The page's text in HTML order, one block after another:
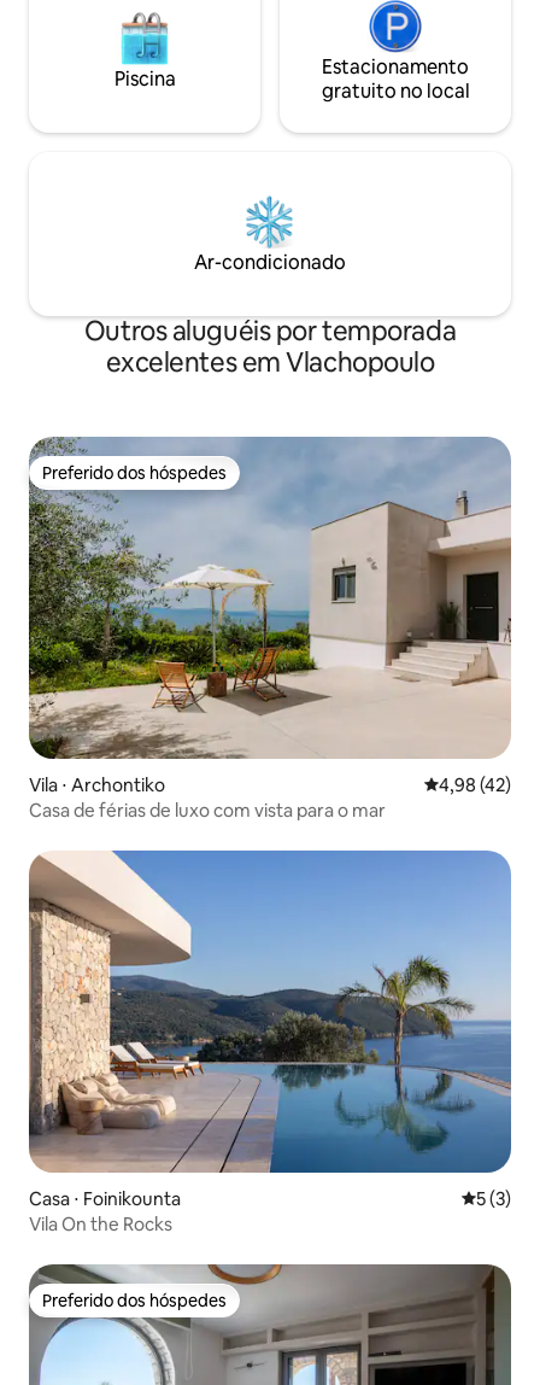
Piscina
Estacionamento
gratuito no local
Ar-condicionado
Outros aluguéis por temporada
excelentes em Vlachopoulo
Preferido dos hóspedes
Preferido dos hóspedes
Vila ⋅ Archontiko 4,98 de uma
4,98 (42)
Casa de férias de luxo com vista para o mar
Casa ⋅ Foinikounta 5 de
5 (3)
Vila On the Rocks
Preferido dos hóspedes
Preferido dos hóspedes